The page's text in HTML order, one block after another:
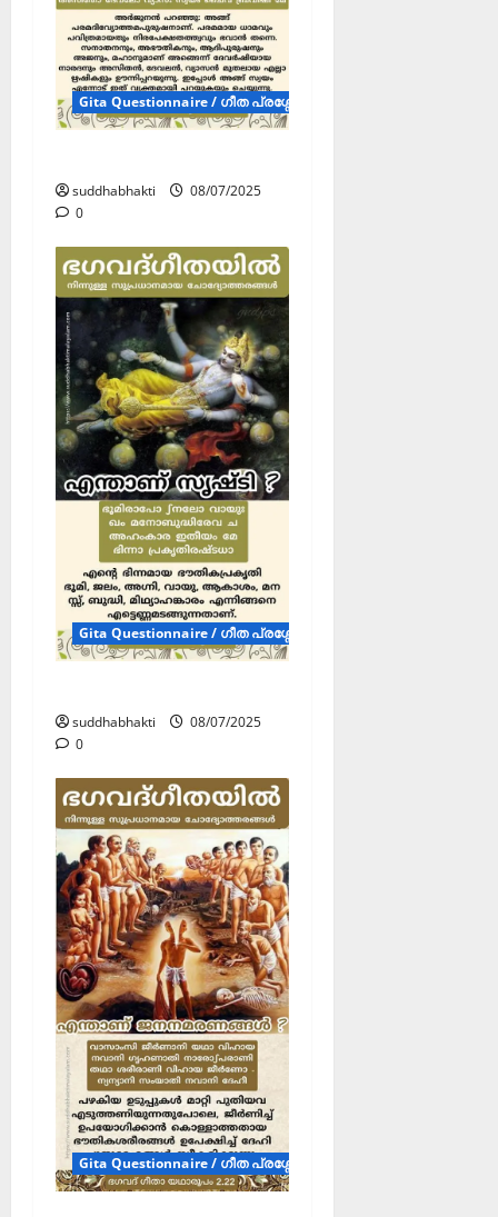
Gita Questionnaire / ഗീത പ്രശ്നോത്തരി (Posters)
suddhabhakti
08/07/2025
0
Gita Questionnaire / ഗീത പ്രശ്നോത്തരി (Posters)
suddhabhakti
08/07/2025
0
Gita Questionnaire / ഗീത പ്രശ്നോത്തരി (Posters)